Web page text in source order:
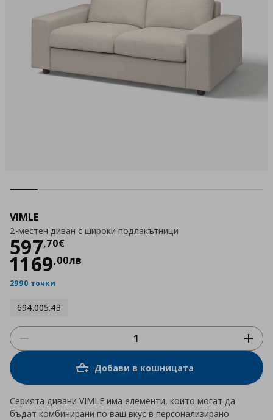
VIMLE
2-местен диван с широки подлакътници
597,70€
Цена
1169,00лв
2990 точки
694.005.43
Добави в кошницата
Серията дивани VIMLE има елементи, които могат да
бъдат комбинирани по ваш вкус в персонализирано